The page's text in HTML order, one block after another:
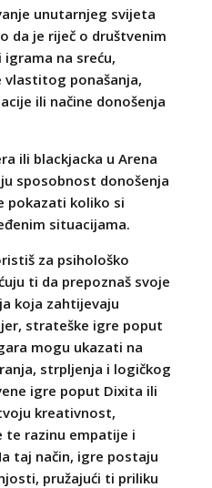
unutarnjeg svijeta
da je riječ o društvenim
na sreću,
vlastitog ponašanja,
ili načine donošenja
ili blackjacka u Arena
sposobnost donošenja
pokazati koliko si
situacijama.
za psihološko
ti da prepoznaš svoje
koja zahtijevaju
strateške igre poput
mogu ukazati na
strpljenja i logičkog
igre poput Dixita ili
kreativnost,
te razinu empatije i
taj način, igre postaju
pružajući ti priliku